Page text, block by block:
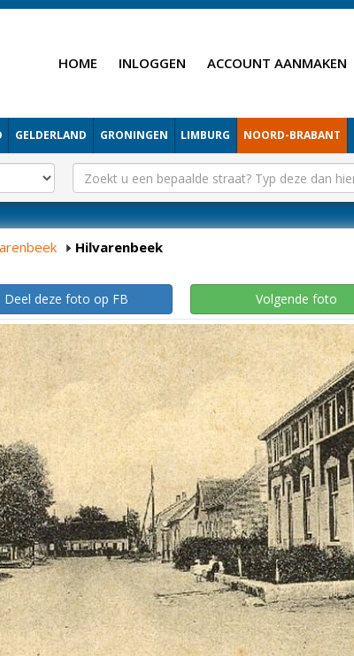
HOME INLOGGEN ACCOUNT AANMAKEN
GELDERLAND GRONINGEN LIMBURG NOORD-BRABANT
Hilvarenbeek
Deel deze foto op FB Volgende foto